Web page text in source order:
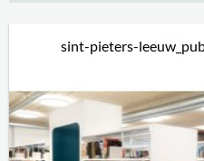
sint-pieters-